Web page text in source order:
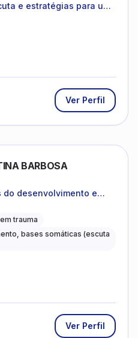
e estratégias para uma
Ver Perfil
BARBOSA
do desenvolvimento e
trauma
bases somáticas (escuta
Ver Perfil